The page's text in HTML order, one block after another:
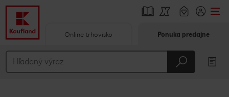
Hlavný obsah
Online trhovisko Ponuka predajne